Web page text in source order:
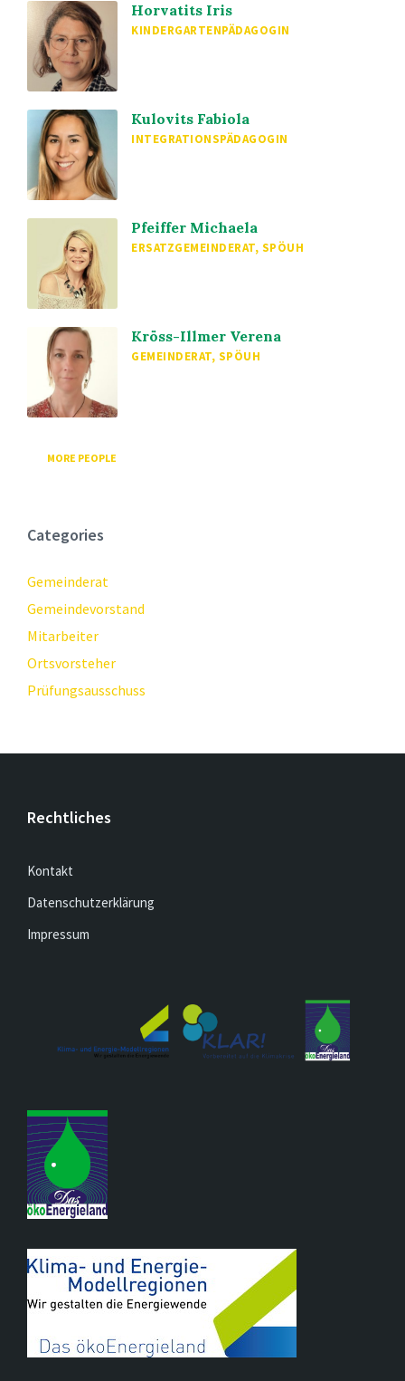
Horvatits Iris
KINDERGARTENPÄDAGOGIN
Kulovits Fabiola
INTEGRATIONSPÄDAGOGIN
Pfeiffer Michaela
ERSATZGEMEINDERAT, SPÖUH
Kröss-Illmer Verena
GEMEINDERAT, SPÖUH
MORE PEOPLE
Categories
Gemeinderat
Gemeindevorstand
Mitarbeiter
Ortsvorsteher
Prüfungsausschuss
Rechtliches
Kontakt
Datenschutzerklärung
Impressum